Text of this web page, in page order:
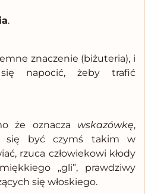
.
znaczenie (biżuteria), i
napocić, żeby trafić
że oznacza wskazówkę,
się być czymś takim w
rzuca człowiekowi kłody
„gli”, prawdziwy
się włoskiego.